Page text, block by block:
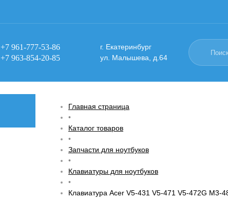
+7 961-777-53-86
+7 963-854-20-85
г. Екатеринбург
ул. Малышева, д.64
Главная страница
•
Каталог товаров
•
Запчасти для ноутбуков
•
Клавиатуры для ноутбуков
•
Клавиатура Acer V5-431 V5-471 V5-472G M3-